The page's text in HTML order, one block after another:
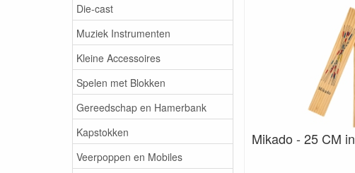
Die-cast
Muziek Instrumenten
Kleine Accessoires
Spelen met Blokken
Gereedschap en Hamerbank
Kapstokken
Veerpoppen en Mobiles
Mikado - 25 CM